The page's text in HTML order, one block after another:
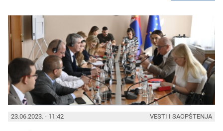
23.06.2023. - 11:42 VESTI I SAOPŠTENJA